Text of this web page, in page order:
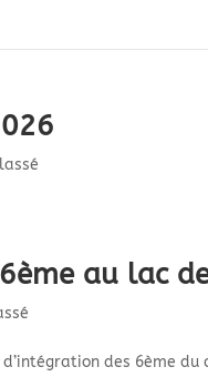
au lac
des 6ème